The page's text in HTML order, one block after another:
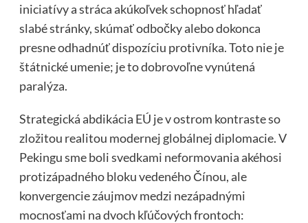
iniciatívy a stráca akúkoľvek schopnosť hľadať
slabé stránky, skúmať odbočky alebo dokonca
presne odhadnúť dispozíciu protivníka. Toto nie je
štátnické umenie; je to dobrovoľne vynútená
paralýza.
Strategická abdikácia EÚ je v ostrom kontraste so
zložitou realitou modernej globálnej diplomacie. V
Pekingu sme boli svedkami neformovania akéhosi
protizápadného bloku vedeného Čínou, ale
konvergencie záujmov medzi nezápadnými
mocnosťami na dvoch kľúčových frontoch: